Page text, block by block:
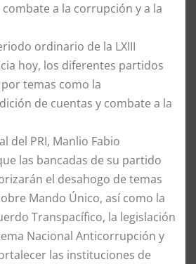
a la corrupción y a la
ordinario de la LXIII
hoy, los diferentes partidos
temas como la
de cuentas y combate a la
del PRI, Manlio Fabio
las bancadas de su partido
el desahogo de temas
Mando Único, así como la
Transpacífico, la legislación
Nacional Anticorrupción y
las instituciones de